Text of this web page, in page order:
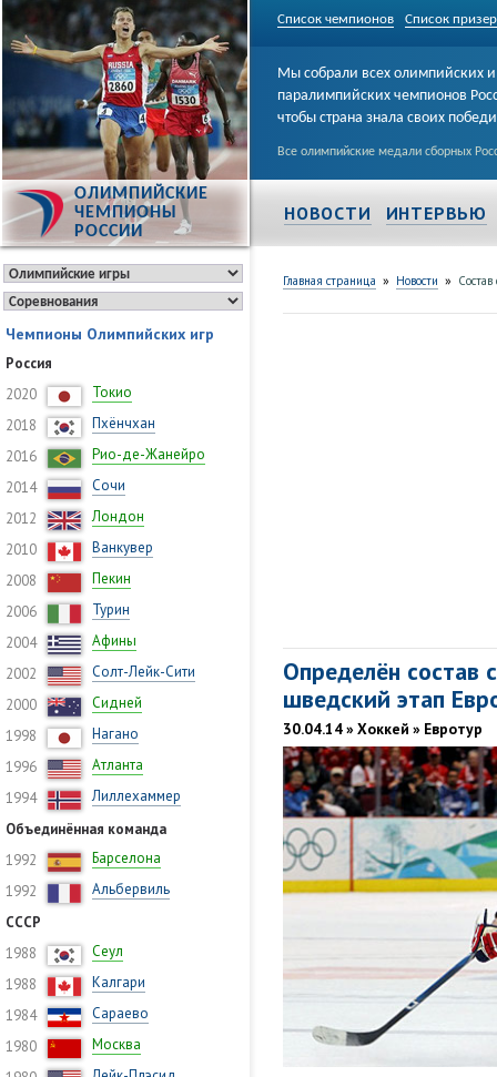
Список чемпионов Список
ОЛИМПИЙСКИЕ
ЧЕМПИОНЫ
РОССИИ
Мы собрали всех олимпийских и
паралимпийских чемпионов
чтобы страна знала своих
Все олимпийские медали сборных
НОВОСТИ ИНТЕРВЬЮ
Чемпионы Олимпийских игр
Россия
2020
Токио
2018
Пхёнчхан
2016
Рио-де-Жанейро
2014
Сочи
2012
Лондон
2010
Ванкувер
2008
Пекин
2006
Турин
2004
Афины
2002
Солт-Лейк-Сити
2000
Сидней
1998
Нагано
1996
Атланта
1994
Лиллехаммер
Объединённая команда
1992
Барселона
1992
Альбервиль
СССР
1988
Сеул
1988
Калгари
1984
Сараево
1980
Москва
Главная страница » Новости »
Определён состав
шведский этап
30.04.14 » Хоккей » Евротур